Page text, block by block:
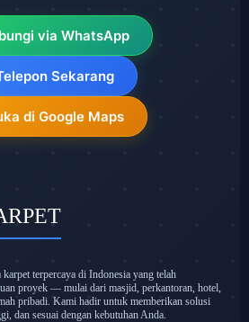
via WhatsApp
Sekarang
di Google Maps
terpercaya di Indonesia yang telah
proyek — mulai dari masjid, perkantoran, hotel,
pribadi. Kami hadir untuk memberikan solusi
dan sesuai dengan kebutuhan Anda.